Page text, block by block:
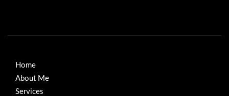
Home
About Me
Services